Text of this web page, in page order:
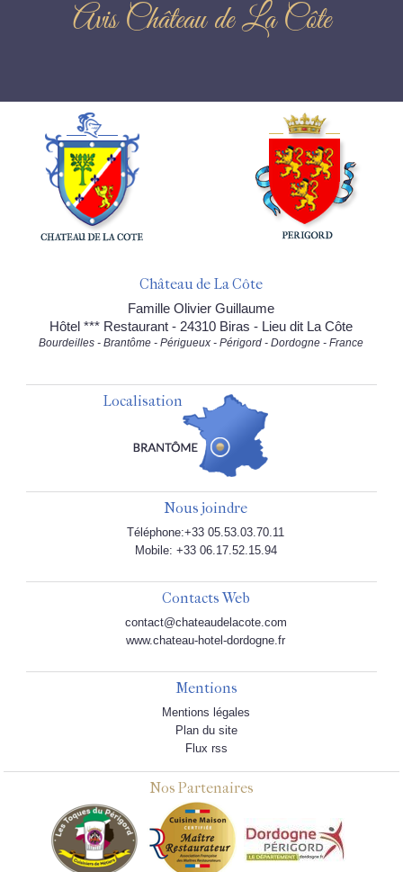
Avis Château de La Côte
Château de La Côte
Famille Olivier Guillaume
Hôtel *** Restaurant - 24310 Biras - Lieu dit La Côte
Bourdeilles - Brantôme - Périgueux - Périgord - Dordogne - France
Localisation
Nous joindre
Téléphone:+33 05.53.03.70.11
Mobile: +33 06.17.52.15.94
Contacts Web
contact@chateaudelacote.com
www.chateau-hotel-dordogne.fr
Mentions
Mentions légales
Plan du site
Flux rss
Nos Partenaires